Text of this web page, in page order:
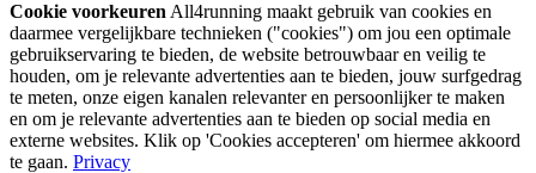
Cookie voorkeuren All4running maakt gebruik van cookies en
daarmee vergelijkbare technieken ("cookies") om jou een optimale
gebruikservaring te bieden, de website betrouwbaar en veilig te
houden, om je relevante advertenties aan te bieden, jouw surfgedrag
te meten, onze eigen kanalen relevanter en persoonlijker te maken
en om je relevante advertenties aan te bieden op social media en
externe websites. Klik op 'Cookies accepteren' om hiermee akkoord
te gaan. Privacy